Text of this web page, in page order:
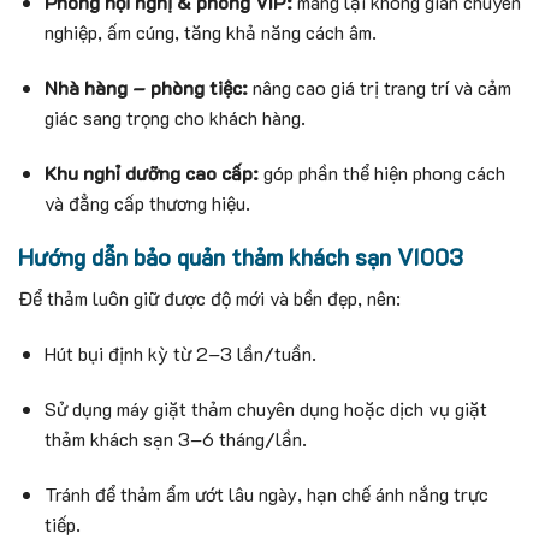
nghiệp, ấm cúng, tăng khả năng cách âm.
Nhà hàng – phòng tiệc:nâng cao giá trị trang trí và cảm
giác sang trọng cho khách hàng.
Khu nghỉ dưỡng cao cấp:góp phần thể hiện phong cách
và đẳng cấp thương hiệu.
Hướng dẫn bảo quản thảm khách sạn VI003
Để thảm luôn giữ được độ mới và bền đẹp, nên:
Hút bụi định kỳ từ 2–3 lần/tuần.
Sử dụng máy giặt thảm chuyên dụng hoặc dịch vụ giặt
thảm khách sạn 3–6 tháng/lần.
Tránh để thảm ẩm ướt lâu ngày, hạn chế ánh nắng trực
tiếp.